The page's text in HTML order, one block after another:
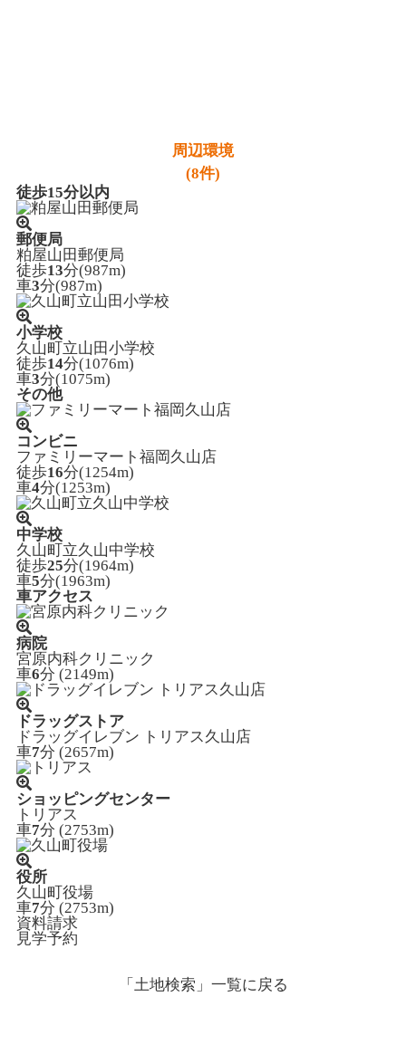
周辺環境
(8件)
徒歩15分以内
郵便局
粕屋山田郵便局
徒歩13分(987m)
車3分(987m)
小学校
久山町立山田小学校
徒歩14分(1076m)
車3分(1075m)
その他
コンビニ
ファミリーマート福岡久山店
徒歩16分(1254m)
車4分(1253m)
中学校
久山町立久山中学校
徒歩25分(1964m)
車5分(1963m)
車アクセス
病院
宮原内科クリニック
車6分 (2149m)
ドラッグストア
ドラッグイレブン トリアス久山店
車7分 (2657m)
ショッピングセンター
トリアス
車7分 (2753m)
役所
久山町役場
車7分 (2753m)
資料請求
見学予約
「土地検索」 一覧に戻る